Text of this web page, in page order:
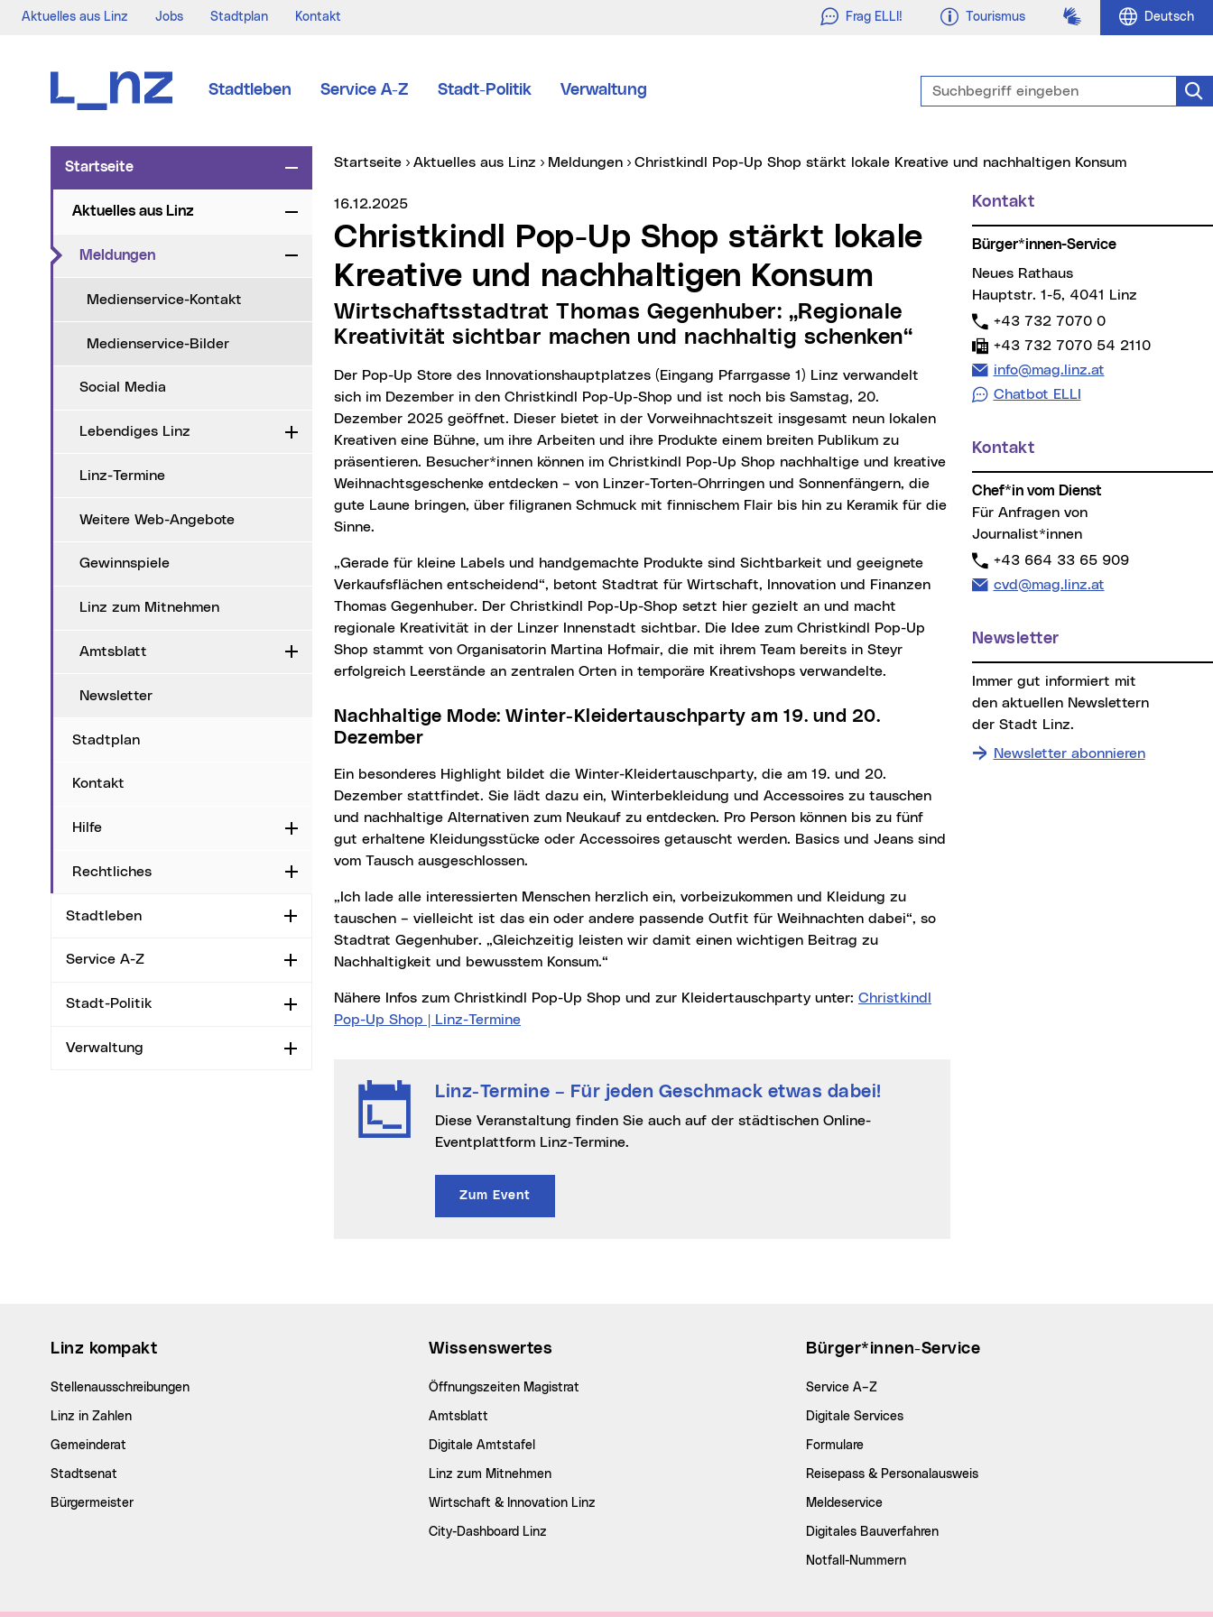
Aktuelles aus Linz Jobs Stadtplan Kontakt Frag ELLI! Tourismus Gebärdensprache
Deutsch
Stadtleben Service A-Z Stadt-Politik Verwaltung Suchbegriff eingeben
Startseite Zuklappen
Aktuelles aus Linz Zuklappen
Meldungen(aktueller Menüpunkt)Zuklappen
Medienservice-Kontakt
Medienservice-Bilder
Social Media
Lebendiges Linz Aufklappen
Linz-Termine
Weitere Web-Angebote
Gewinnspiele
Linz zum Mitnehmen
Amtsblatt Aufklappen
Newsletter
Stadtplan
Kontakt
Hilfe Aufklappen
Rechtliches Aufklappen
Stadtleben Aufklappen
Service A-Z Aufklappen
Stadt-Politik Aufklappen
Verwaltung Aufklappen
Sie sind hier:
Startseite Aktuelles aus Linz Meldungen Christkindl Pop-Up Shop stärkt lokale Kreative und nachhaltigen Konsum
Medienservice vom:
16.12.2025
Christkindl Pop-Up Shop stärkt lokale
Kreative und nachhaltigen Konsum
Wirtschaftsstadtrat Thomas Gegenhuber: „Regionale
Kreativität sichtbar machen und nachhaltig schenken“
Der Pop-Up Store des Innovationshauptplatzes (Eingang Pfarrgasse 1) Linz verwandelt
sich im Dezember in den Christkindl Pop-Up-Shop und ist noch bis Samstag, 20.
Dezember 2025 geöffnet. Dieser bietet in der Vorweihnachtszeit insgesamt neun lokalen
Kreativen eine Bühne, um ihre Arbeiten und ihre Produkte einem breiten Publikum zu
präsentieren. Besucher*innen können im Christkindl Pop-Up Shop nachhaltige und kreative
Weihnachtsgeschenke entdecken – von Linzer-Torten-Ohrringen und Sonnenfängern, die
gute Laune bringen, über filigranen Schmuck mit finnischem Flair bis hin zu Keramik für die
Sinne.
„Gerade für kleine Labels und handgemachte Produkte sind Sichtbarkeit und geeignete
Verkaufsflächen entscheidend“, betont Stadtrat für Wirtschaft, Innovation und Finanzen
Thomas Gegenhuber. Der Christkindl Pop-Up-Shop setzt hier gezielt an und macht
regionale Kreativität in der Linzer Innenstadt sichtbar. Die Idee zum Christkindl Pop-Up
Shop stammt von Organisatorin Martina Hofmair, die mit ihrem Team bereits in Steyr
erfolgreich Leerstände an zentralen Orten in temporäre Kreativshops verwandelte.
Nachhaltige Mode: Winter-Kleidertauschparty am 19. und 20.
Dezember
Ein besonderes Highlight bildet die Winter-Kleidertauschparty, die am 19. und 20.
Dezember stattfindet. Sie lädt dazu ein, Winterbekleidung und Accessoires zu tauschen
und nachhaltige Alternativen zum Neukauf zu entdecken. Pro Person können bis zu fünf
gut erhaltene Kleidungsstücke oder Accessoires getauscht werden. Basics und Jeans sind
vom Tausch ausgeschlossen.
„Ich lade alle interessierten Menschen herzlich ein, vorbeizukommen und Kleidung zu
tauschen – vielleicht ist das ein oder andere passende Outfit für Weihnachten dabei“, so
Stadtrat Gegenhuber. „Gleichzeitig leisten wir damit einen wichtigen Beitrag zu
Nachhaltigkeit und bewusstem Konsum.“
Nähere Infos zum Christkindl Pop-Up Shop und zur Kleidertauschparty unter: Christkindl
Pop-Up Shop | Linz-Termine
Linz-Termine – Für jeden Geschmack etwas dabei!
Diese Veranstaltung finden Sie auch auf der städtischen Online-
Eventplattform Linz-Termine.
Zum Event
Weitere Informationen
Kontakt
Bürger*innen-Service
Neues Rathaus
Hauptstr. 1-5, 4041 Linz
Telefon:
+43 732 7070 0
Fax:
+43 732 7070 54 2110
E-Mail Adresse:
info@mag.linz.at
Chatbot ELLI
Kontakt
Chef*in vom Dienst
Für Anfragen von
Journalist*innen
Telefon:
+43 664 33 65 909
E-Mail Adresse:
cvd@mag.linz.at
Newsletter
den aktuellen Newslettern
der Stadt Linz.
Newsletter abonnieren
Linz kompakt
Stellenausschreibungen
Linz in Zahlen
Gemeinderat
Stadtsenat
Bürgermeister
Wissenswertes
Öffnungszeiten Magistrat
Amtsblatt
Digitale Amtstafel
Linz zum Mitnehmen
Wirtschaft & Innovation Linz
City-Dashboard Linz
Bürger*innen-Service
Service A–Z
Digitale Services
Formulare
Reisepass & Personalausweis
Meldeservice
Digitales Bauverfahren
Notfall-Nummern